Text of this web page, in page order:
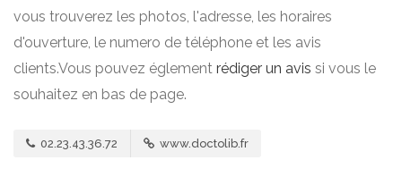
vous trouverez les photos, l'adresse, les horaires
d'ouverture, le numero de téléphone et les avis
clients.Vous pouvez églement rédiger un avis si vous le
souhaitez en bas de page.
02.23.43.36.72 www.doctolib.fr